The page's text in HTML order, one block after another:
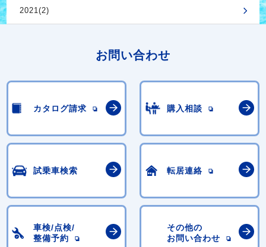
2021(2)
お問い合わせ
カタログ請求 購入相談
試乗車検索 転居連絡
車検/点検/
整備予約
その他の
お問い合わせ